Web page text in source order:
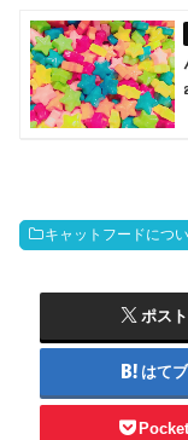
キャットフードにつ
ポスト
はてブ
Pocket